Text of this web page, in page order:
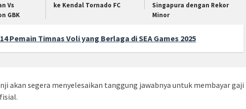
Vs
GBK
ke Kendal Tornado FC
Singapura dengan Rekor
Minor
14 Pemain Timnas Voli yang Berlaga di SEA Games 2025
akan segera menyelesaikan tanggung jawabnya untuk membayar gaji